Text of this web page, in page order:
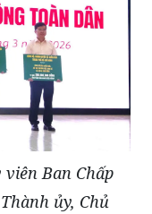
Ban Chấp
ủy, Chủ